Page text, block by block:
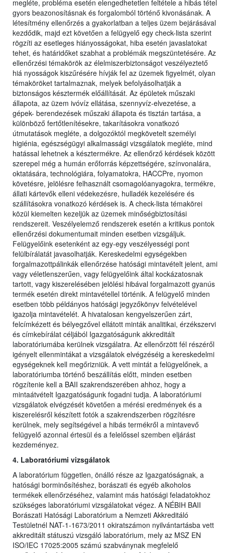
megléte, probléma esetén elengedhetetlen feltétele a hibás tétel
gyors beazonosításnak és forgalomból történő kivonásának. A
létesítmény ellenőrzés a gyakorlatban a teljes üzem bejárásával
kezdődik, majd ezt követően a felügyelő egy check-lista szerint
rögzíti az esetleges hiányosságokat, hiba esetén javaslatokat
tehet, és határidőket szabhat a problémák megszüntetésére. Az
ellenőrzési témakörök az élelmiszerbiztonságot veszélyeztető
hiá nyosságok kiszűrésére hívják fel az üzemek figyelmét, olyan
témaköröket tartalmaznak, melyek befolyásolhatják a
biztonságos késztermék előállítását. Az épületek műszaki
állapota, az üzem ivóvíz ellátása, szennyvíz-elvezetése, a
gépek- berendezések műszaki állapota és tisztán tartása, a
különböző fertőtlenítésekre, takarításokra vonatkozó
útmutatások megléte, a dolgozóktól megkövetelt személyi
higiénia, egészségügyi alkalmassági vizsgálatok megléte, mind
hatással lehetnek a késztermékre. Az ellenőrző kérdések között
szerepel még a humán erőforrás képzettségére, színvonalára,
oktatására, technológiára, folyamatokra, HACCPre, nyomon
követésre, jelölésre felhasznált csomagolóanyagokra, termékre,
állati kártevők elleni védekezésre, hulladék kezelésére és
szállításokra vonatkozó kérdések is. A check-lista témakörei
közül kiemelten kezeljük az üzemek minőségbiztosítási
rendszereit. Veszélyelemző rendszerek esetén a kritikus pontok
ellenőrzési dokumentumait minden esetben vizsgáljuk.
Felügyelőink esetenként az egy-egy veszélyességi pont
felülbírálatát javasolhatják. Kereskedelmi egységekben
forgalmazottpálinkák ellenőrzése hatósági mintavételt jelent, ami
vagy véletlenszerűen, vagy felügyelőink által kockázatosnak
tartott, vagy kiszerelésében jelölési hibával forgalmazott gyanús
termék esetén direkt mintavétellel történik. A felügyelő minden
esetben több példányos hatósági jegyzőkönyv felvételével
igazolja mintavételét. A hivatalosan kengyelszerűen zárt,
felcímkézett és bélyegzővel ellátott minták analitikai, érzékszervi
és címkebírálat céljából Igazgatóságunk akkreditált
laboratóriumába kerülnek vizsgálatra. Az ellenőrzött fél részéről
igényelt ellenmintákat a vizsgálatok elvégzéséig a kereskedelmi
egységeknek kell megőrizniük. A vett mintát a felügyelőnek, a
laboratóriumba történő beszállítás előtt, minden esetben
rögzítenie kell a BAII szakrendszerében ahhoz, hogy a
mintaátvételt Igazgatóságunk fogadni tudja. A laboratóriumi
vizsgálatok elvégzését követően a mérési eredmények és a
kiszerelésről készített fotók a szakrendszerben rögzítésre
kerülnek, mely segítségével a hibás termékről a mintavevő
felügyelő azonnal értesül és a felelőssel szemben eljárást
kezdeményez.
4. Laboratóriumi vizsgálatok
A laboratórium független, önálló része az Igazgatóságnak, a
hatósági borminősítéshez, borászati és egyéb alkoholos
termékek ellenőrzéséhez, valamint más hatósági feladatokhoz
szükséges laboratóriumi vizsgálatokat végez. A NÉBIH BAII
Borászati Hatósági Laboratórium a Nemzeti Akkreditáló
Testületnél NAT-1-1673/2011 okiratszámon nyilvántartásba vett
akkreditált státuszú vizsgáló laboratórium, mely az MSZ EN
ISO/IEC 17025:2005 számú szabványnak megfelelő